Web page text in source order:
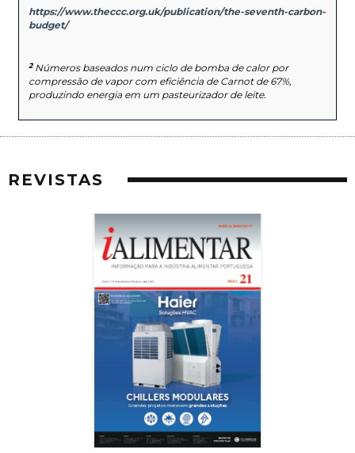
https://www.theccc.org.uk/publication/the-seventh-carbon-
budget/
2 Números baseados num ciclo de bomba de calor por
compressão de vapor com eficiência de Carnot de 67%,
produzindo energia em um pasteurizador de leite.
REVISTAS